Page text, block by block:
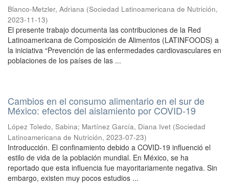
Blanco-Metzler, Adriana (Sociedad Latinoamericana de Nutrición,
2023-11-13)
El presente trabajo documenta las contribuciones de la Red
Latinoamericana de Composición de Alimentos (LATINFOODS) a
la iniciativa “Prevención de las enfermedades cardiovasculares en
poblaciones de los países de las ...
Cambios en el consumo alimentario en el sur de
México: efectos del aislamiento por COVID-19
López Toledo, Sabina; Martínez García, Diana Ivet (Sociedad
Latinoamericana de Nutrición, 2023-07-23)
Introducción. El confinamiento debido a COVID-19 influenció el
estilo de vida de la población mundial. En México, se ha
reportado que esta influencia fue mayoritariamente negativa. Sin
embargo, existen muy pocos estudios ...